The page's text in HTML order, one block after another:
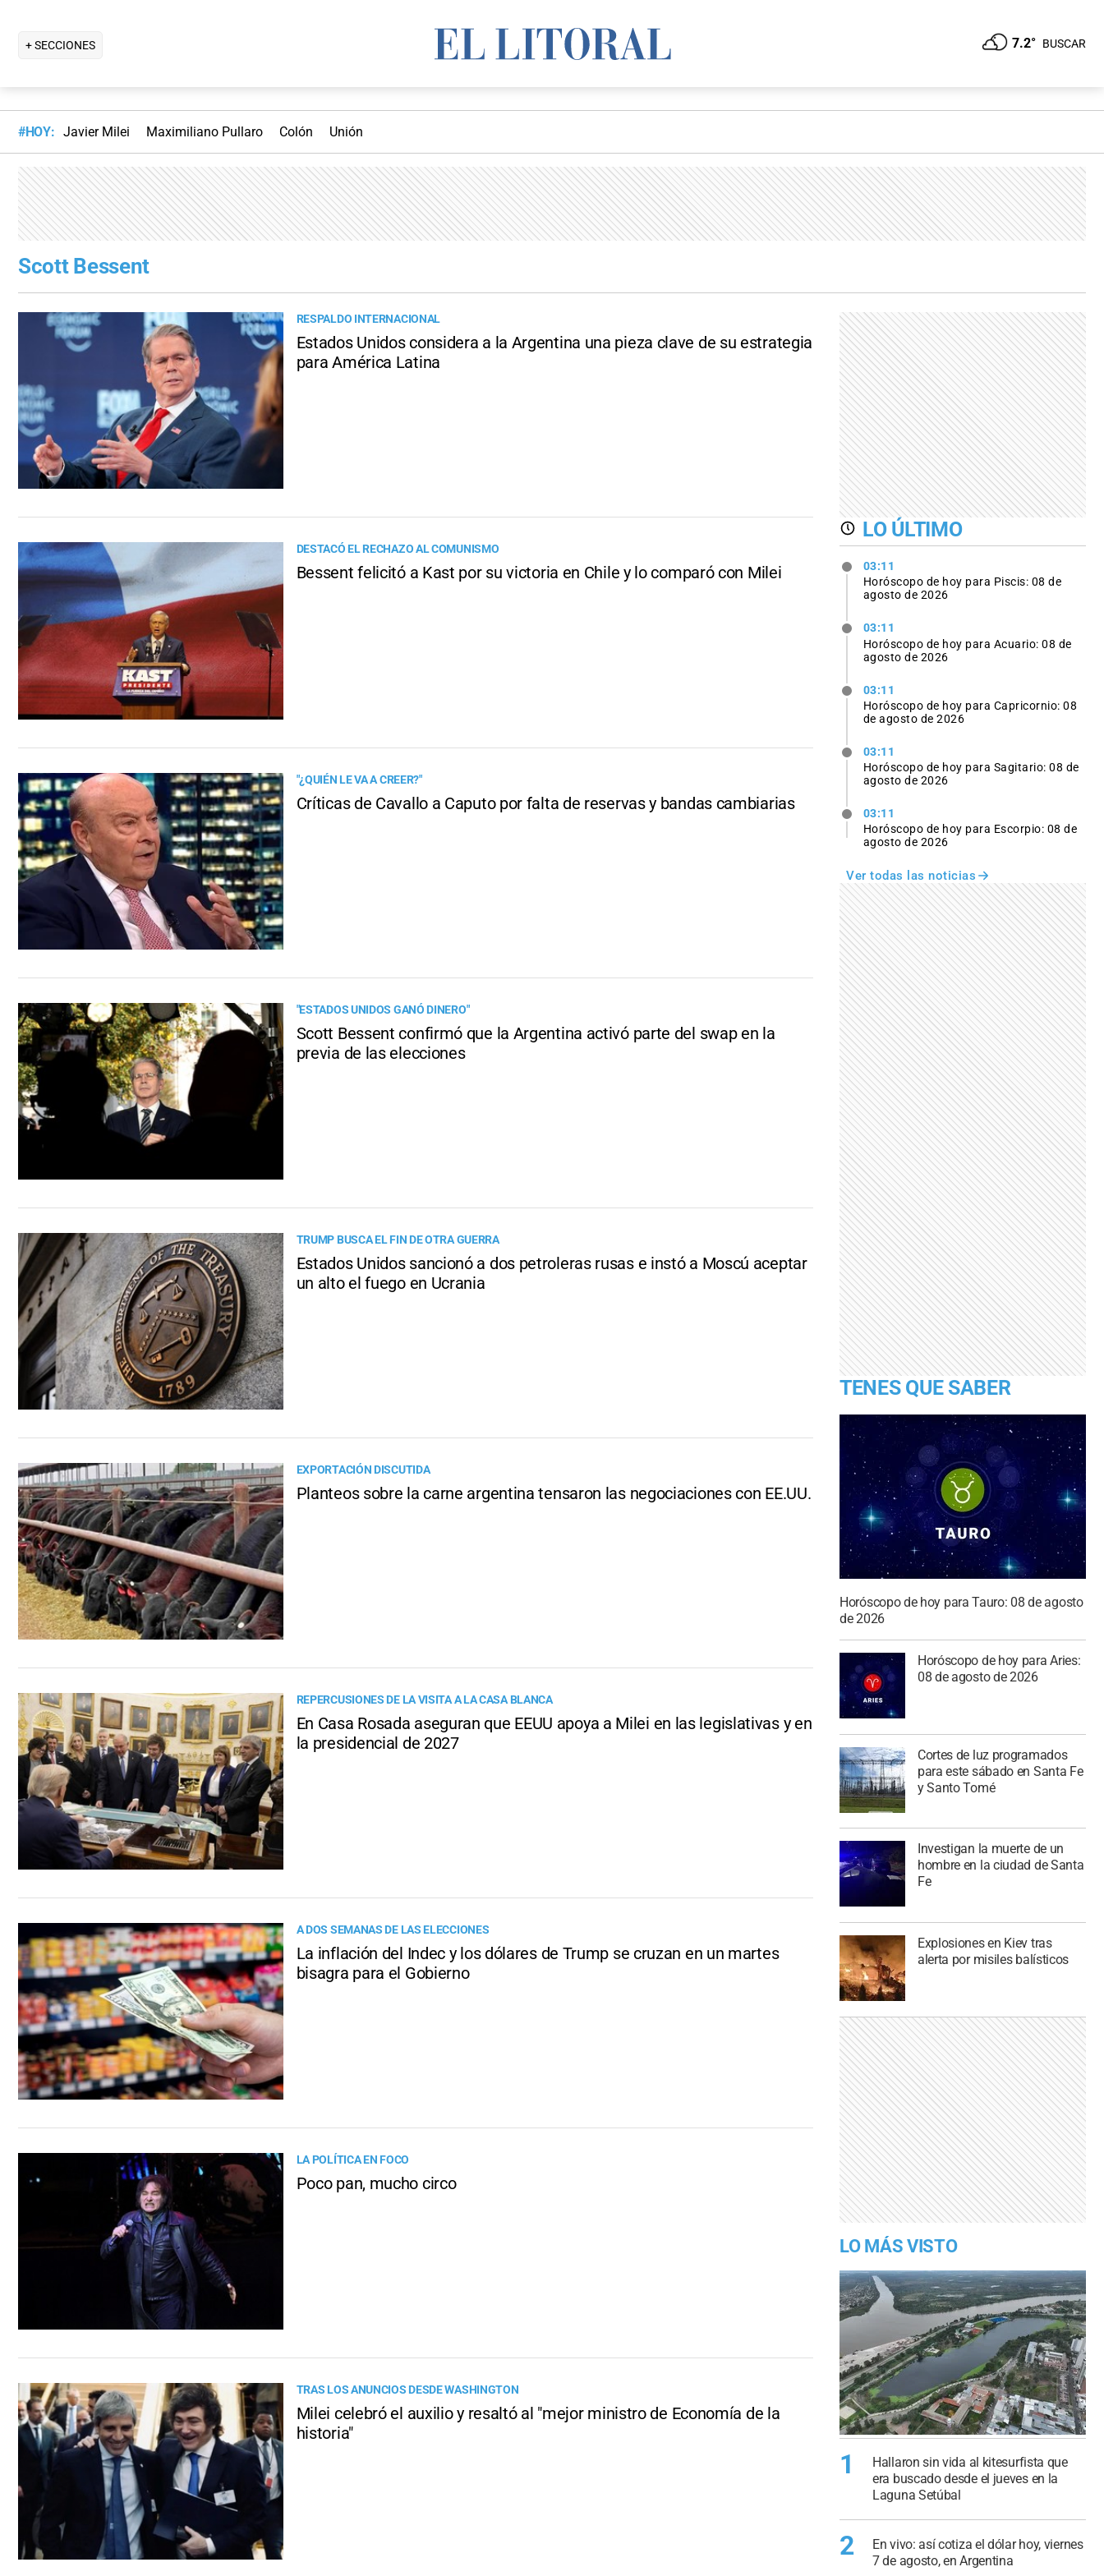
+ SECCIONES 7.2° BUSCAR
#HOY: Javier Milei Maximiliano Pullaro Colón Unión
Scott Bessent
RESPALDO INTERNACIONAL
Estados Unidos considera a la Argentina una pieza clave de su estrategia
para América Latina
DESTACÓ EL RECHAZO AL COMUNISMO
Bessent felicitó a Kast por su victoria en Chile y lo comparó con Milei
"¿QUIÉN LE VA A CREER?"
Críticas de Cavallo a Caputo por falta de reservas y bandas cambiarias
"ESTADOS UNIDOS GANÓ DINERO"
Scott Bessent confirmó que la Argentina activó parte del swap en la
previa de las elecciones
TRUMP BUSCA EL FIN DE OTRA GUERRA
Estados Unidos sancionó a dos petroleras rusas e instó a Moscú aceptar
un alto el fuego en Ucrania
EXPORTACIÓN DISCUTIDA
Planteos sobre la carne argentina tensaron las negociaciones con EE.UU.
REPERCUSIONES DE LA VISITA A LA CASA BLANCA
En Casa Rosada aseguran que EEUU apoya a Milei en las legislativas y en
la presidencial de 2027
A DOS SEMANAS DE LAS ELECCIONES
La inflación del Indec y los dólares de Trump se cruzan en un martes
bisagra para el Gobierno
LA POLÍTICA EN FOCO
Poco pan, mucho circo
TRAS LOS ANUNCIOS DESDE WASHINGTON
Milei celebró el auxilio y resaltó al "mejor ministro de Economía de la
historia"
LO ÚLTIMO
03:11
Horóscopo de hoy para Piscis: 08 de
agosto de 2026
03:11
Horóscopo de hoy para Acuario: 08 de
agosto de 2026
03:11
Horóscopo de hoy para Capricornio: 08
de agosto de 2026
03:11
Horóscopo de hoy para Sagitario: 08 de
agosto de 2026
03:11
Horóscopo de hoy para Escorpio: 08 de
agosto de 2026
Ver todas las noticias
TENES QUE SABER
Horóscopo de hoy para Tauro: 08 de agosto
de 2026
Horóscopo de hoy para Aries:
08 de agosto de 2026
Cortes de luz programados
para este sábado en Santa Fe
y Santo Tomé
Investigan la muerte de un
hombre en la ciudad de Santa
Fe
Explosiones en Kiev tras
alerta por misiles balísticos
LO MÁS VISTO
1
Hallaron sin vida al kitesurfista que
era buscado desde el jueves en la
Laguna Setúbal
2
En vivo: así cotiza el dólar hoy, viernes
7 de agosto, en Argentina